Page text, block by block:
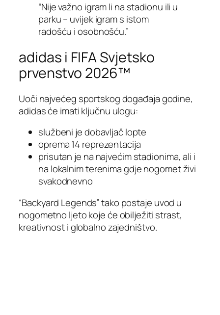
“Nije važno igram li na stadionu ili u
parku – uvijek igram s istom
radošću i osobnošću.”
adidas i FIFA Svjetsko
prvenstvo 2026™
Uoči najvećeg sportskog događaja godine,
adidas će imati ključnu ulogu:
službeni je dobavljač lopte
oprema 14 reprezentacija
prisutan je na najvećim stadionima, ali i
na lokalnim terenima gdje nogomet živi
svakodnevno
“Backyard Legends” tako postaje uvod u
nogometno ljeto koje će obilježiti strast,
kreativnost i globalno zajedništvo.